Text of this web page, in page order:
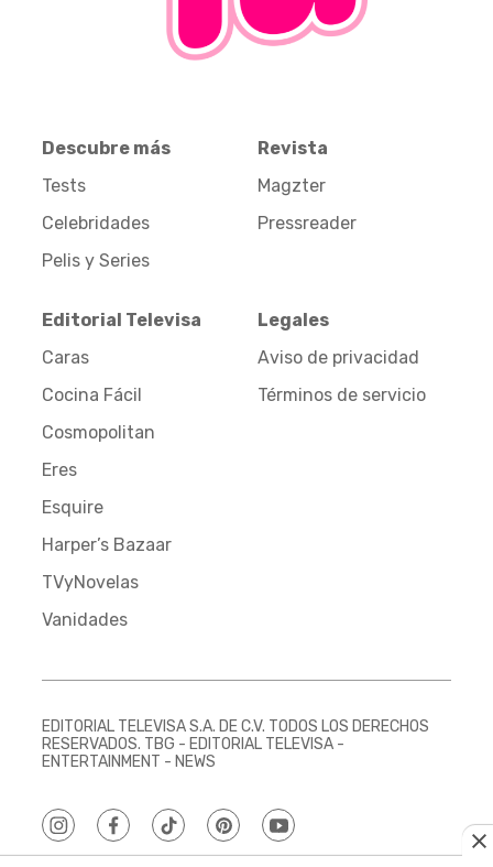
Descubre más
Tests
Celebridades
Pelis y Series
Revista
Magzter
Pressreader
Editorial Televisa
Caras
Cocina Fácil
Cosmopolitan
Eres
Esquire
Harper’s Bazaar
TVyNovelas
Vanidades
Legales
Aviso de privacidad
Términos de servicio
EDITORIAL TELEVISA S.A. DE C.V. TODOS LOS DERECHOS
RESERVADOS. TBG - EDITORIAL TELEVISA -
ENTERTAINMENT - NEWS
instagramfacebooktiktokpinterestyoutube